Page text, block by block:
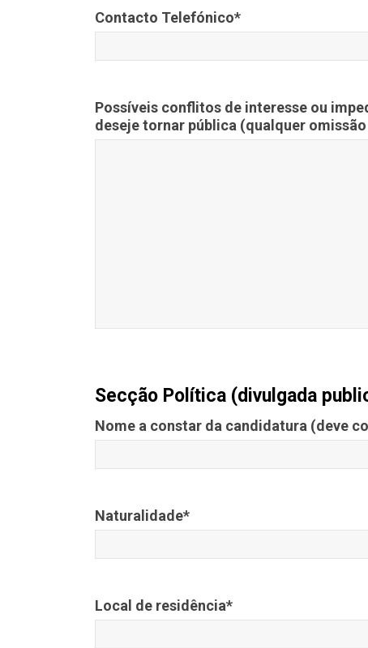
Contacto Telefónico*
Possíveis conflitos de interesse ou
deseje tornar pública (qualquer
Secção Política (divulgada
Nome a constar da candidatura (deve
Naturalidade*
Local de residência*